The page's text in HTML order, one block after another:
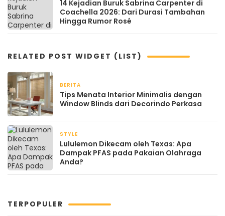
14 Kejadian Buruk Sabrina Carpenter di
Coachella 2026: Dari Durasi Tambahan
Hingga Rumor Rosé
RELATED POST WIDGET (LIST)
BERITA
Tips Menata Interior Minimalis dengan
Window Blinds dari Decorindo Perkasa
STYLE
Lululemon Dikecam oleh Texas: Apa
Dampak PFAS pada Pakaian Olahraga
Anda?
TERPOPULER